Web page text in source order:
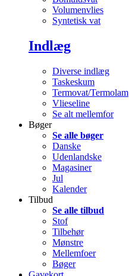
Volumenvlies
Syntetisk vat
Indlæg
Diverse indlæg
Taskeskum
Termovat/Termolam
Vlieseline
Se alt mellemfor
Bøger
Se alle bøger
Danske
Udenlandske
Magasiner
Jul
Kalender
Tilbud
Se alle tilbud
Stof
Tilbehør
Mønstre
Mellemfoer
Bøger